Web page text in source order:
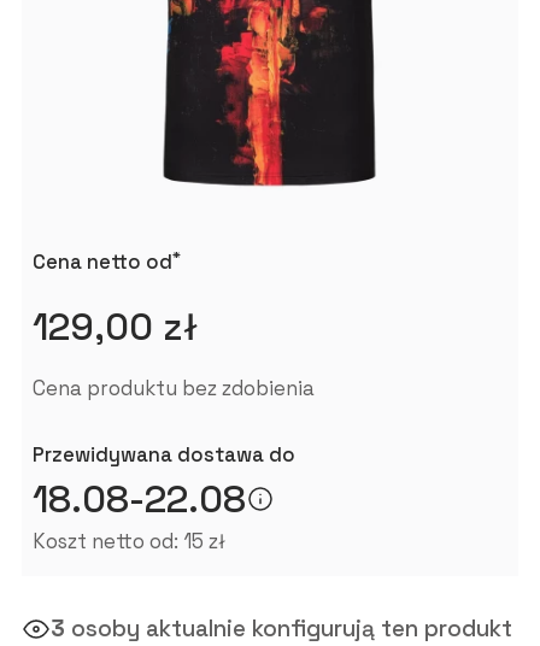
Cena netto od*
129,00 zł
Cena produktu bez zdobienia
Przewidywana dostawa do
18.08-22.08
Koszt netto od: 15 zł
3 osoby aktualnie konfigurują ten produkt